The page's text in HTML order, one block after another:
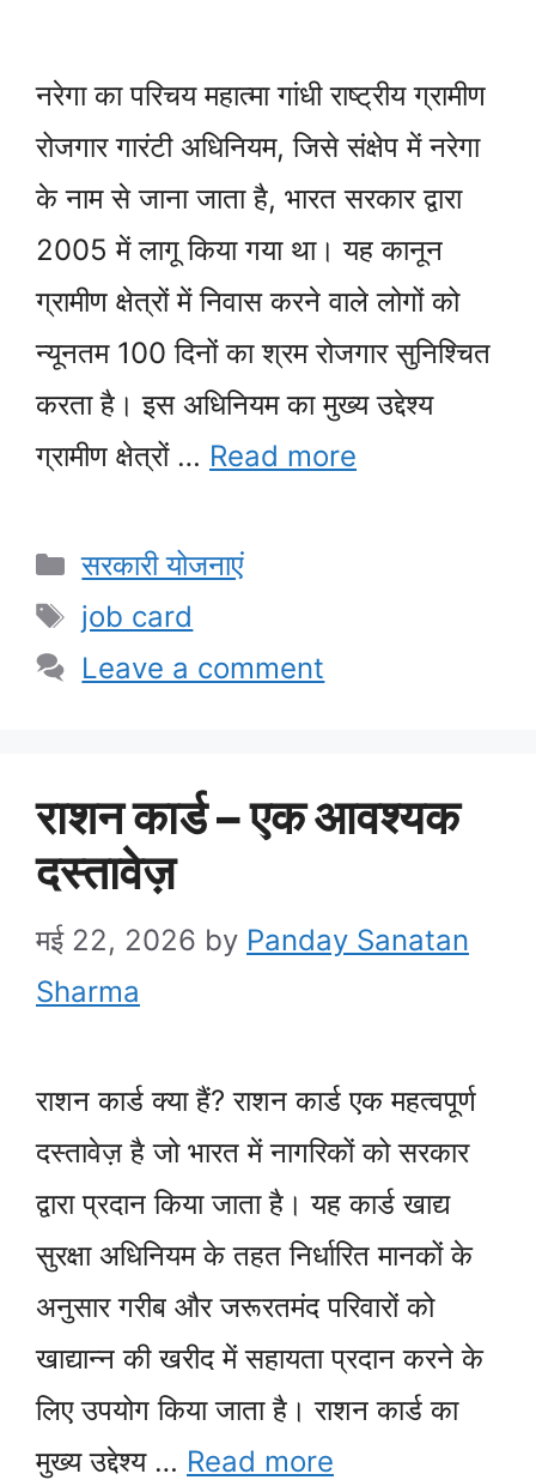
नरेगा का परिचय महात्मा गांधी राष्ट्रीय ग्रामीण
रोजगार गारंटी अधिनियम, जिसे संक्षेप में नरेगा
के नाम से जाना जाता है, भारत सरकार द्वारा
2005 में लागू किया गया था। यह कानून
ग्रामीण क्षेत्रों में निवास करने वाले लोगों को
न्यूनतम 100 दिनों का श्रम रोजगार सुनिश्चित
करता है। इस अधिनियम का मुख्य उद्देश्य
ग्रामीण क्षेत्रों … Read more
Categories
सरकारी योजनाएं
Tags
job card
Leave a comment
राशन कार्ड – एक आवश्यक
दस्तावेज़
मई 22, 2026 by Panday Sanatan
Sharma
राशन कार्ड क्या हैं? राशन कार्ड एक महत्वपूर्ण
दस्तावेज़ है जो भारत में नागरिकों को सरकार
द्वारा प्रदान किया जाता है। यह कार्ड खाद्य
सुरक्षा अधिनियम के तहत निर्धारित मानकों के
अनुसार गरीब और जरूरतमंद परिवारों को
खाद्यान्न की खरीद में सहायता प्रदान करने के
लिए उपयोग किया जाता है। राशन कार्ड का
मुख्य उद्देश्य … Read more